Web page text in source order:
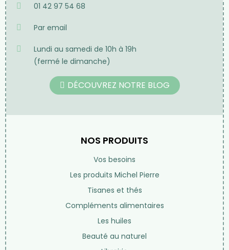
01 42 97 54 68
Par email
Lundi au samedi de 10h à 19h
(fermé le dimanche)
DÉCOUVREZ NOTRE BLOG
NOS PRODUITS
Vos besoins
Les produits Michel Pierre
Tisanes et thés
Compléments alimentaires
Les huiles
Beauté au naturel